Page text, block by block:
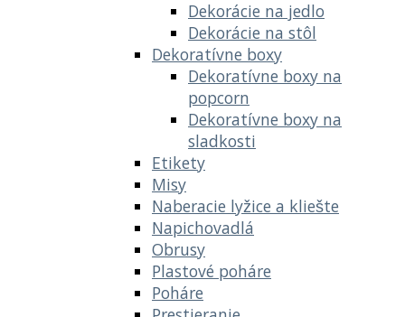
Dekorácie na jedlo
Dekorácie na stôl
Dekoratívne boxy
Dekoratívne boxy na
popcorn
Dekoratívne boxy na
sladkosti
Etikety
Misy
Naberacie lyžice a kliešte
Napichovadlá
Obrusy
Plastové poháre
Poháre